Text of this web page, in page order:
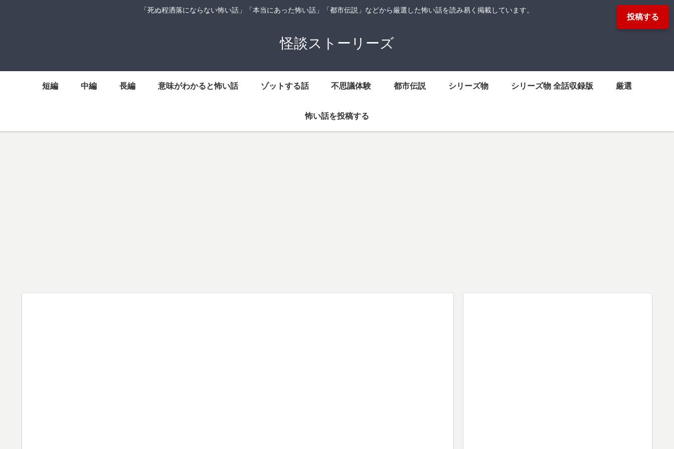
投稿する
「死ぬ程洒落にならない怖い話」「本当にあった怖い話」「都市伝説」などから厳選した怖い話を読み易く掲載しています。
怪談ストーリーズ
短編 中編 長編 意味がわかると怖い話 ゾットする話 不思議体験 都市伝説 シリーズ物 シリーズ物 全話収録版 厳選
怖い話を投稿する